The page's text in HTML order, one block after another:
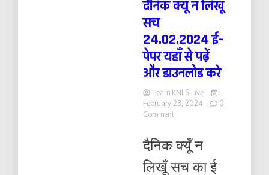
दैनिक क्यूँ न लिखूं
सच
24.02.2024 ई-
पेपर यहाँ से पढ़ें
और डाउनलोड करे
Team KNLS Live
February 23, 2024
0
Commenton
न
सच
दैनिक क्यूँ न
लिखूँ सच का ई